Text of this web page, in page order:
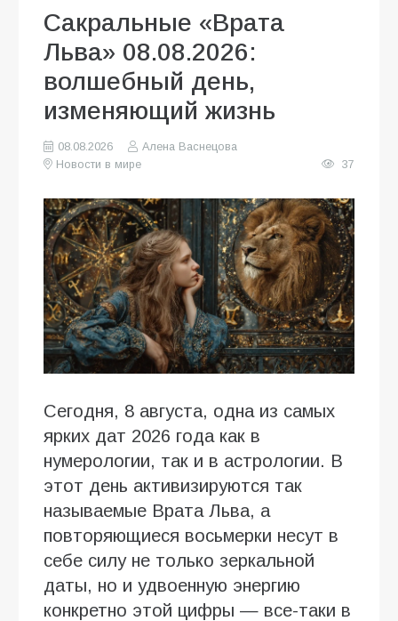
Сакральные «Врата
Льва» 08.08.2026:
волшебный день,
изменяющий жизнь
08.08.2026
Алена Васнецова
Новости в мире
37
Сегодня, 8 августа, одна из самых
ярких дат 2026 года как в
нумерологии, так и в астрологии. В
этот день активизируются так
называемые Врата Льва, а
повторяющиеся восьмерки несут в
себе силу не только зеркальной
даты, но и удвоенную энергию
конкретно этой цифры — все-таки в